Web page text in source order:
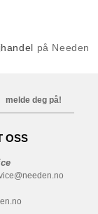
på Needen
melde deg på!
OSS